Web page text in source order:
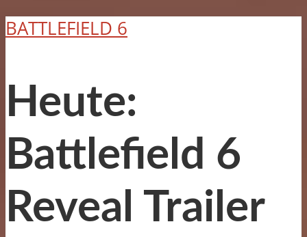
BATTLEFIELD 6
Heute:
Battlefield 6
Reveal Trailer